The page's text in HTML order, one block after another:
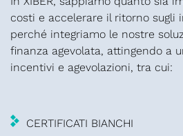
costi e accelerare il ritorno sugli
perché integriamo le nostre
finanza agevolata, attingendo a
incentivi e agevolazioni, tra cui:
CERTIFICATI BIANCHI